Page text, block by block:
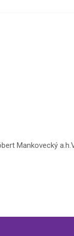
Mankovecký